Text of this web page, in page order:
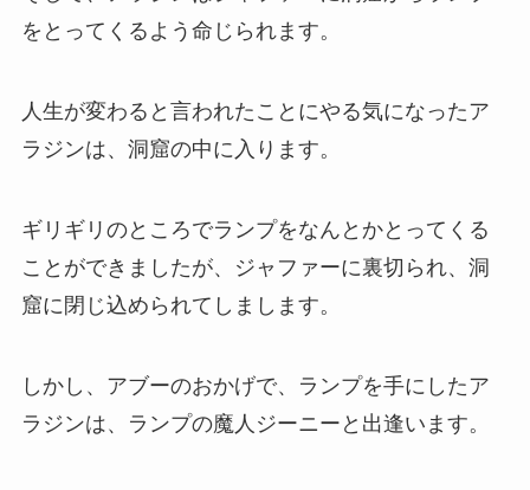
をとってくるよう命じられます。
人生が変わると言われたことにやる気になったア
ラジンは、洞窟の中に入ります。
ギリギリのところでランプをなんとかとってくる
ことができましたが、ジャファーに裏切られ、洞
窟に閉じ込められてしまします。
しかし、アブーのおかげで、ランプを手にしたア
ラジンは、ランプの魔人ジーニーと出逢います。